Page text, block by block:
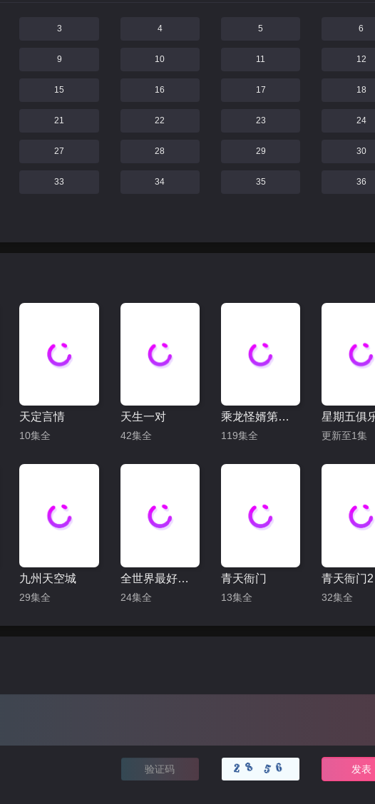
3 4 5 6
9 10 11 12
15 16 17 18
21 22 23 24
27 28 29 30
33 34 35 36
天定言情
10集全
天生一对
42集全
乘龙怪婿第二季
119集全 更新至1集
九州天空城
29集全
全世界最好的你
24集全
青天衙门
13集全
青天衙门2
32集全